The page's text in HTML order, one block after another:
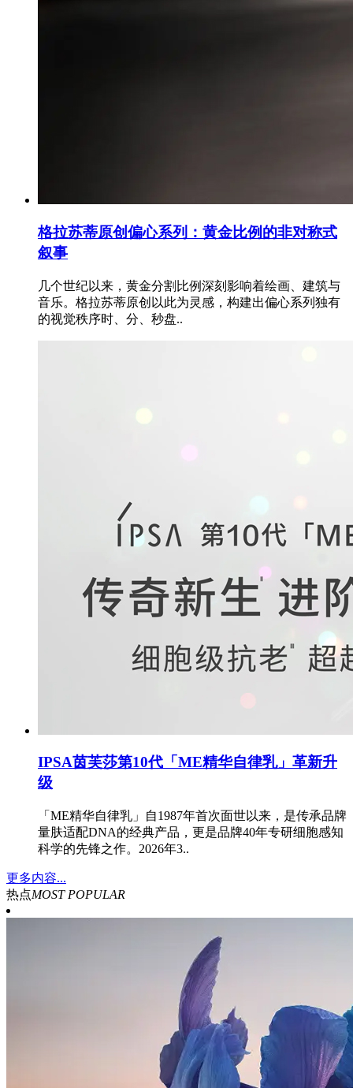
格拉苏蒂原创偏心系列：黄金比例的非对称式
叙事
几个世纪以来，黄金分割比例深刻影响着绘画、建筑与
音乐。格拉苏蒂原创以此为灵感，构建出偏心系列独有
的视觉秩序时、分、秒盘..
IPSA茵芙莎第10代「ME精华自律乳」革新升
级
「ME精华自律乳」自1987年首次面世以来，是传承品牌
量肤适配DNA的经典产品，更是品牌40年专研细胞感知
科学的先锋之作。2026年3..
更多内容...
热点MOST POPULAR